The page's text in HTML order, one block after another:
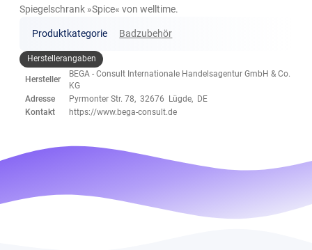
Spiegelschrank »Spice« von welltime.
Produktkategorie Badzubehör
Herstellerangaben
Hersteller
BEGA - Consult Internationale Handelsagentur GmbH & Co.
KG
Adresse
Pyrmonter Str. 78, 32676 Lügde, DE
Kontakt
https://www.bega-consult.de